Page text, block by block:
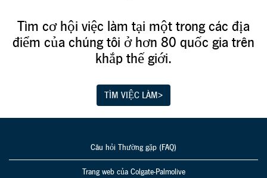
Tìm cơ hội việc làm tại một trong các địa
điểm của chúng tôi ở hơn 80 quốc gia trên
khắp thế giới.
TÌM VIỆC LÀM>
Câu hỏi Thường gặp (FAQ)
Trang web của Colgate-Palmolive